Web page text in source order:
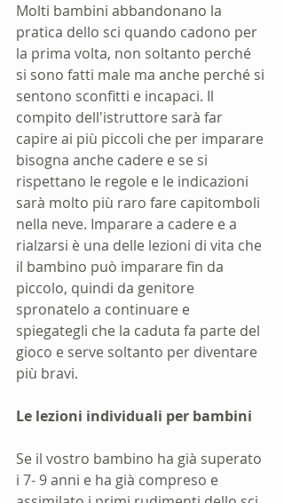
Molti bambini abbandonano la
pratica dello sci quando cadono per
la prima volta, non soltanto perché
si sono fatti male ma anche perché si
sentono sconfitti e incapaci. Il
compito dell'istruttore sarà far
capire ai più piccoli che per imparare
bisogna anche cadere e se si
rispettano le regole e le indicazioni
sarà molto più raro fare capitomboli
nella neve. Imparare a cadere e a
rialzarsi è una delle lezioni di vita che
il bambino può imparare fin da
piccolo, quindi da genitore
spronatelo a continuare e
spiegategli che la caduta fa parte del
gioco e serve soltanto per diventare
più bravi.
Le lezioni individuali per bambini
Se il vostro bambino ha già superato
i 7- 9 anni e ha già compreso e